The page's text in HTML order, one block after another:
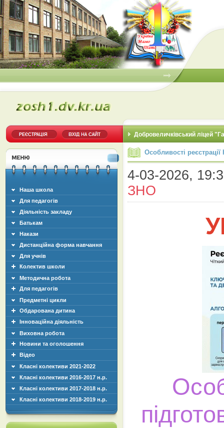
Добровеличківський ліцей
Наша школа
Для педагогів
Діяльність закладу
Батькам
Накази
Дистанційна форма навчання
Для учнів
Колектив школи
Методична робота
Для педагогів
Предметні цикли
Обдарована дитина
Інноваційна діяльність
Виховна робота
Новини та оголошення
Відео
Класні колективи 2021-2022
Класні колективи 2016-2017 н.р.
Класні колективи 2017-2018 н.р.
Класні колективи 2018-2019 н.р.
Особливості
4-03-2026,
ЗНО